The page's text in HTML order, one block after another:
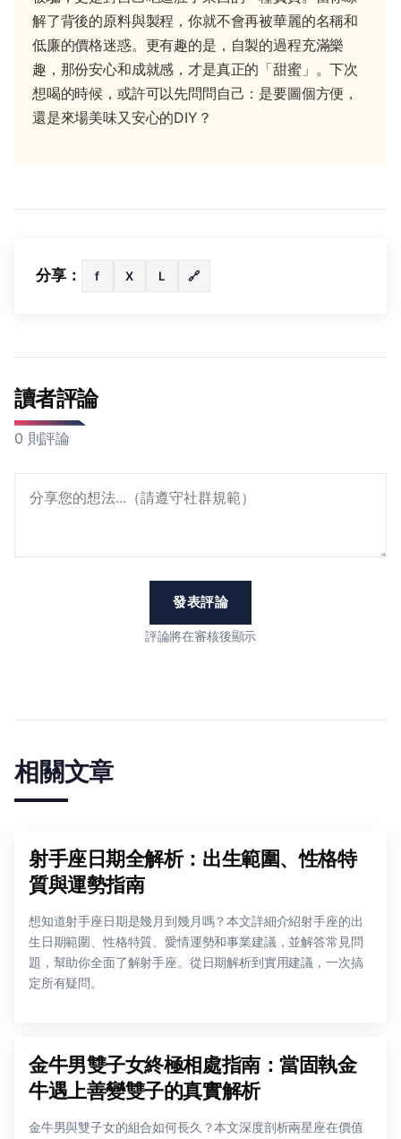
解了背後的原料與製程，你就不會再被華麗的名稱和
低廉的價格迷惑。更有趣的是，自製的過程充滿樂
趣，那份安心和成就感，才是真正的「甜蜜」。下次
想喝的時候，或許可以先問問自己：是要圖個方便，
還是來場美味又安心的DIY？
分享： f X L 🔗
讀者評論
0 則評論
發表評論
評論將在審核後顯示
相關文章
射手座日期全解析：出生範圍、性格特
質與運勢指南
想知道射手座日期是幾月到幾月嗎？本文詳細介紹射手座的出
生日期範圍、性格特質、愛情運勢和事業建議，並解答常見問
題，幫助你全面了解射手座。從日期解析到實用建議，一次搞
定所有疑問。
金牛男雙子女終極相處指南：當固執金
牛遇上善變雙子的真實解析
金牛男與雙子女的組合如何長久？本文深度剖析兩星座在價值